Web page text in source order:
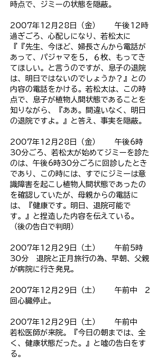
時点で、ジミーの状態を隠蔽。
2007年12月28日（金） 午後12時
過ぎごろ、心配しになり、若松太に
『『先生、今ほど、婦長さんから電話が
あって、パジャマを５，６枚、もってき
てほしい。と言うのですが、息子の退院
は、明日ではないのでしょうか？』との
内容の電話をかける。 若松太は、この時
点で、息子が植物人間状態であることを
知りながら、『ああ。間違いなく、明日
の退院ですよ。』と答え、事実を隠蔽。
2007年12月28日（金） 午後6時
30分ごろ、若松太が始めてジミーを診た
のは、午後6時30分ごろに回診したとき
であり、この時には、すでにジミーは意
識障害を起こし植物人間状態であったの
を確認していたが、母親からの電話に
は、『健康です。明日、退院可能で
す。』と捏造した内容を伝えている。
（後の告白で判明）
2007年12月29日（土） 午前5時
30分 退院と正月旅行の為、早朝、父親
が病院に行き発見。
2007年12月29日（土） 午前中 2
回心臓停止。
2007年12月29日（土） 午前中
若松医師が来院。『今日の朝までは、全
く、健康状態だった。』と嘘の告白をす
る。